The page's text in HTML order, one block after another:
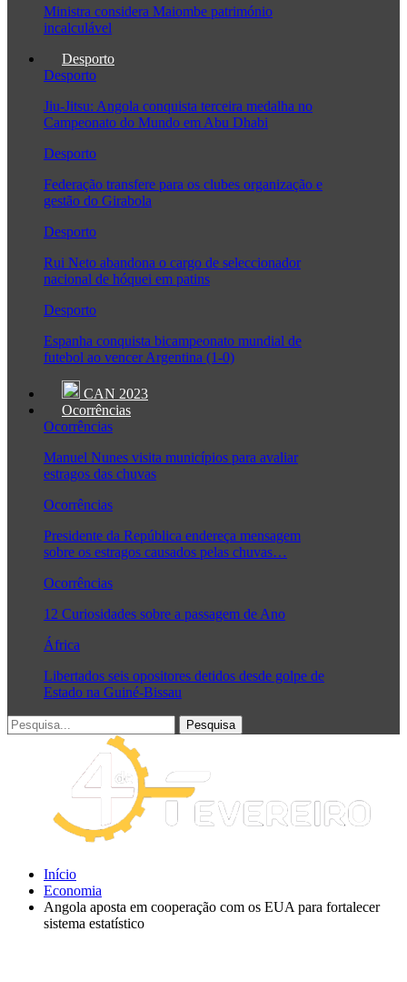
Ministra considera Maiombe património
incalculável
Desporto
Desporto
Jiu-Jitsu: Angola conquista terceira medalha no
Campeonato do Mundo em Abu Dhabi
Desporto
Federação transfere para os clubes organização e
gestão do Girabola
Desporto
Rui Neto abandona o cargo de seleccionador
nacional de hóquei em patins
Desporto
Espanha conquista bicampeonato mundial de
futebol ao vencer Argentina (1-0)
CAN 2023
Ocorrências
Ocorrências
Manuel Nunes visita municípios para avaliar
estragos das chuvas
Ocorrências
Presidente da República endereça mensagem
sobre os estragos causados pelas chuvas…
Ocorrências
12 Curiosidades sobre a passagem de Ano
África
Libertados seis opositores detidos desde golpe de
Estado na Guiné-Bissau
Início
Economia
Angola aposta em cooperação com os EUA para fortalecer
sistema estatístico